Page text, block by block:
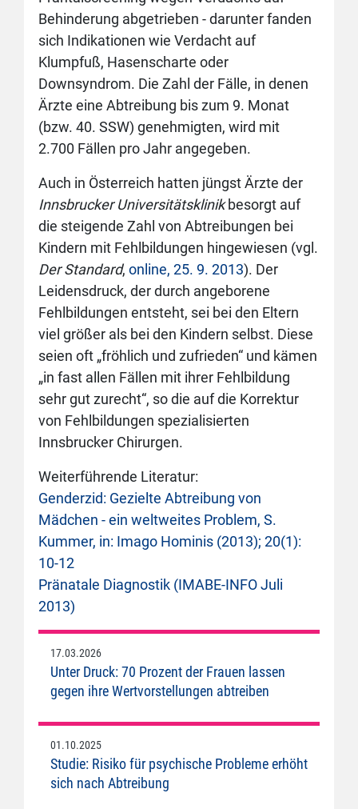
Behinderung abgetrieben - darunter fanden
sich Indikationen wie Verdacht auf
Klumpfuß, Hasenscharte oder
Downsyndrom. Die Zahl der Fälle, in denen
Ärzte eine Abtreibung bis zum 9. Monat
(bzw. 40. SSW) genehmigten, wird mit
2.700 Fällen pro Jahr angegeben.
Auch in Österreich hatten jüngst Ärzte der
Innsbrucker Universitätsklinikbesorgt auf
die steigende Zahl von Abtreibungen bei
Kindern mit Fehlbildungen hingewiesen (vgl.
Der Standard, online, 25. 9. 2013). Der
Leidensdruck, der durch angeborene
Fehlbildungen entsteht, sei bei den Eltern
viel größer als bei den Kindern selbst. Diese
seien oft „fröhlich und zufrieden“ und kämen
„in fast allen Fällen mit ihrer Fehlbildung
sehr gut zurecht“, so die auf die Korrektur
von Fehlbildungen spezialisierten
Innsbrucker Chirurgen.
Weiterführende Literatur:
Genderzid: Gezielte Abtreibung von
Mädchen - ein weltweites Problem, S.
Kummer, in: Imago Hominis (2013); 20(1):
10-12
Pränatale Diagnostik (IMABE-INFO Juli
2013)
17.03.2026
Unter Druck: 70 Prozent der Frauen lassen
gegen ihre Wertvorstellungen abtreiben
01.10.2025
Studie: Risiko für psychische Probleme erhöht
sich nach Abtreibung